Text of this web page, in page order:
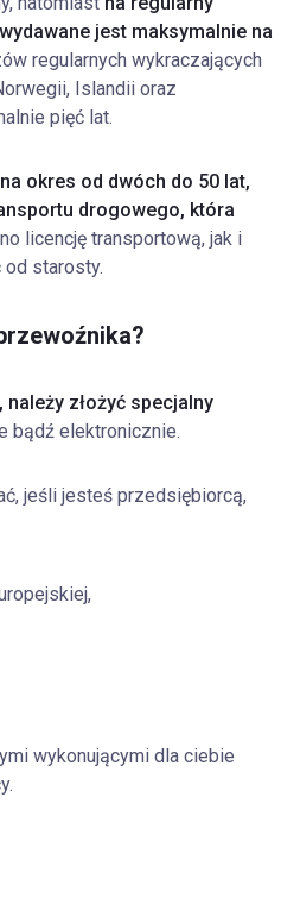
jest maksymalnie na
regularnych wykraczających
Islandii oraz
pięć lat.
okres od dwóch do 50 lat,
drogowego, która
licencję transportową, jak i
starosty.
złożyć specjalny
bądź elektronicznie.
jeśli jesteś przedsiębiorcą,
wykonującymi dla ciebie